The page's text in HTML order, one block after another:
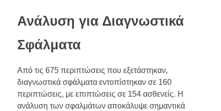
Ανάλυση για Διαγνωστικά
Σφάλματα
Από τις 675 περιπτώσεις που εξετάστηκαν,
διαγνωστικά σφάλματα εντοπίστηκαν σε 160
περιπτώσεις, με επιπτώσεις σε 154 ασθενείς. Η
ανάλυση των σφαλμάτων αποκάλυψε σημαντικά